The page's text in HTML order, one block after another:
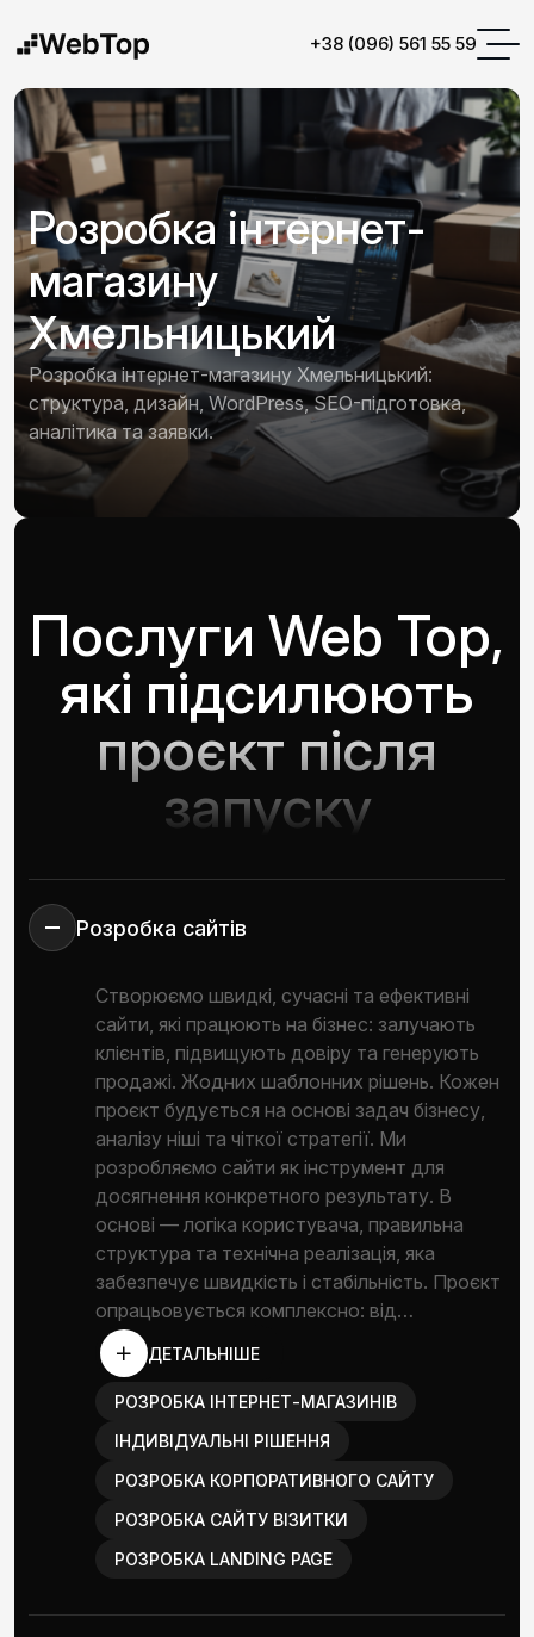
+38 (096) 561 55 59
Розробка інтернет-
магазину
Хмельницький
Розробка інтернет-магазину Хмельницький:
структура, дизайн, WordPress, SEO-підготовка,
аналітика та заявки.
Послуги Web Top,
які підсилюють
проєкт після
запуску
Розробка сайтів
Створюємо швидкі, сучасні та ефективні
сайти, які працюють на бізнес: залучають
клієнтів, підвищують довіру та генерують
продажі. Жодних шаблонних рішень. Кожен
проєкт будується на основі задач бізнесу,
аналізу ніші та чіткої стратегії. Ми
розробляємо сайти як інструмент для
досягнення конкретного результату. В
основі — логіка користувача, правильна
структура та технічна реалізація, яка
забезпечує швидкість і стабільність. Проєкт
опрацьовується комплексно: від…
ДЕТАЛЬНІШЕ
РОЗРОБКА ІНТЕРНЕТ-МАГАЗИНІВ
ІНДИВІДУАЛЬНІ РІШЕННЯ
РОЗРОБКА КОРПОРАТИВНОГО САЙТУ
РОЗРОБКА САЙТУ ВІЗИТКИ
РОЗРОБКА LANDING PAGE